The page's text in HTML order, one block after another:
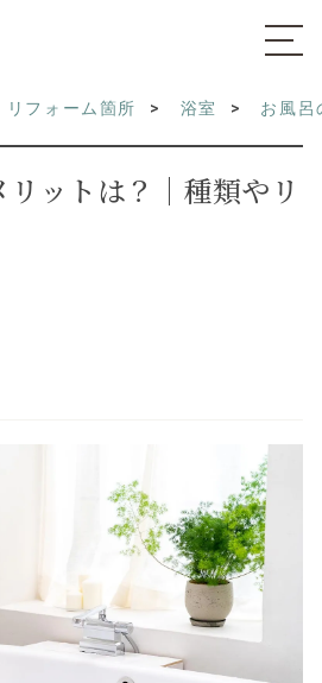
リフォーム箇所 浴室 お風呂
ットは？｜種類やリ